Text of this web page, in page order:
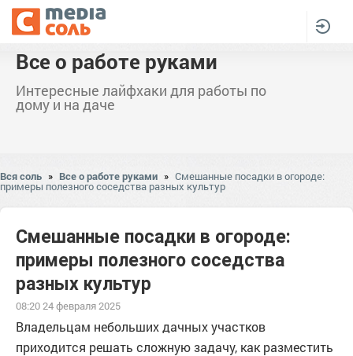
Все о работе руками
Интересные лайфхаки для работы по
дому и на даче
Вся соль » Все о работе руками » Смешанные посадки в огороде:
примеры полезного соседства разных культур
Смешанные посадки в огороде:
примеры полезного соседства
разных культур
08:20 24 февраля 2025
Владельцам небольших дачных участков
приходится решать сложную задачу, как разместить